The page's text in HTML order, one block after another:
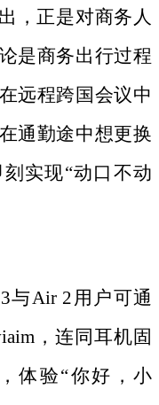
，正是对商务人
是商务出行过程
远程跨国会议中
通勤途中想更换
实现“动口不动
与Air 2用户可通
，连同耳机固
体验“你好，小